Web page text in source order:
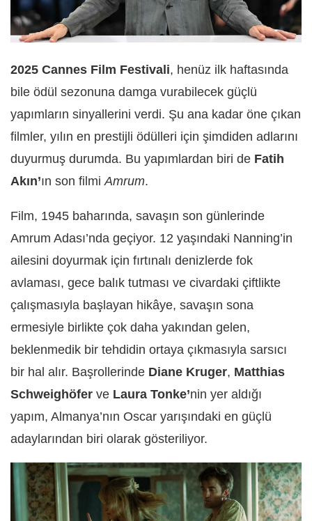
2025 Cannes Film Festivali, henüz ilk haftasında
bile ödül sezonuna damga vurabilecek güçlü
yapımların sinyallerini verdi. Şu ana kadar öne çıkan
filmler, yılın en prestijli ödülleri için şimdiden adlarını
duyurmuş durumda. Bu yapımlardan biri de Fatih
Akın’ın son filmi Amrum.
Film, 1945 baharında, savaşın son günlerinde
Amrum Adası’nda geçiyor. 12 yaşındaki Nanning’in
ailesini doyurmak için fırtınalı denizlerde fok
avlaması, gece balık tutması ve civardaki çiftlikte
çalışmasıyla başlayan hikâye, savaşın sona
ermesiyle birlikte çok daha yakından gelen,
beklenmedik bir tehdidin ortaya çıkmasıyla sarsıcı
bir hal alır. Başrollerinde Diane Kruger, Matthias
Schweighöfer ve Laura Tonke’nin yer aldığı
yapım, Almanya’nın Oscar yarışındaki en güçlü
adaylarından biri olarak gösteriliyor.